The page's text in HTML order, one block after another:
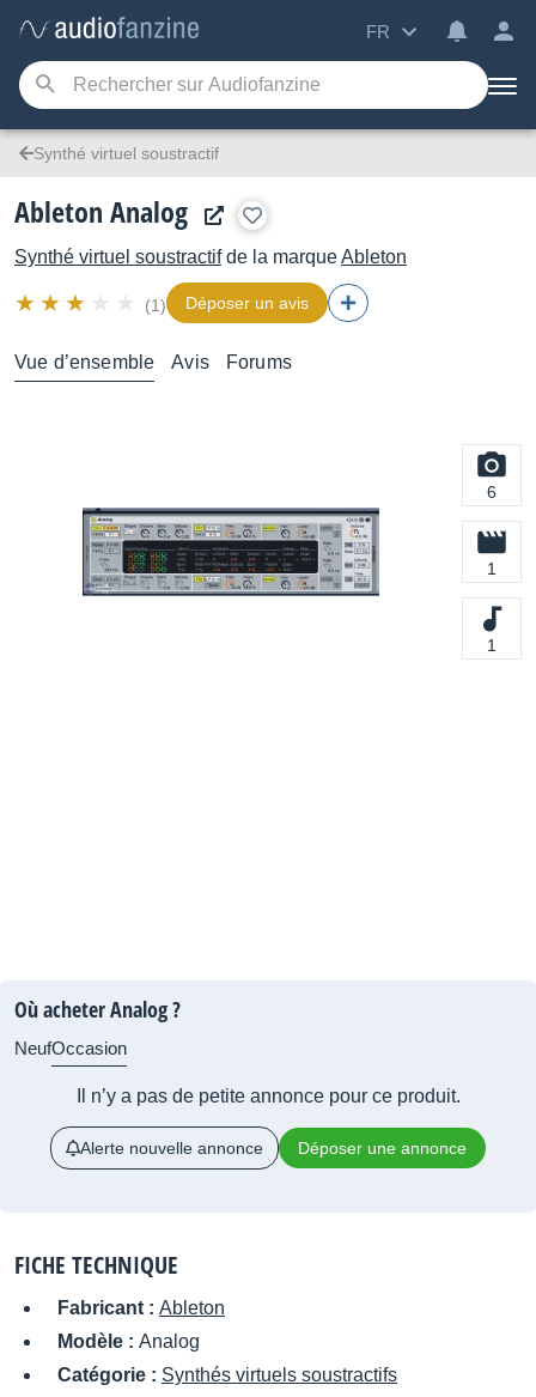
FR
Synthé virtuel soustractif
Ableton Analog
Synthé virtuel soustractifde la marqueAbleton
(1) Déposer un avis
Vue d’ensemble Avis Forums
6
1
1
Où acheter Analog ?
NeufOccasion
Il n’y a pas de petite annonce pour ce produit.
Alerte nouvelle annonce Déposer une annonce
FICHE TECHNIQUE
Fabricant : Ableton
Modèle : Analog
Catégorie : Synthés virtuels soustractifs